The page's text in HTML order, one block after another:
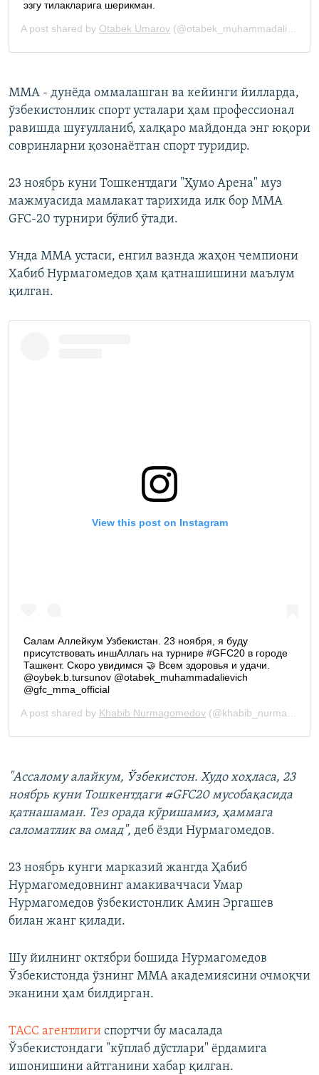
ММA - дунёда оммалашган ва кейинги йилларда,
ўзбекистонлик спорт усталари ҳам профессионал
равишда шуғулланиб, халқаро майдонда энг юқори
совринларни қозонаётган спорт туридир.
23 ноябрь куни Тошкентдаги "Ҳумо Арена" муз
мажмуасида мамлакат тарихида илк бор ММA
GFC-20 турнири бўлиб ўтади.
Унда ММА устаси, енгил вазнда жаҳон чемпиони
Хабиб Нурмагомедов ҳам қатнашишини маълум
қилган.
"Ассалому алайкум, Ўзбекистон. Худо хоҳласа, 23
ноябрь куни Тошкентдаги #GFC20 мусобақасида
қатнашаман. Тез орада кўришамиз, ҳаммага
саломатлик ва омад", деб ёзди Нурмагомедов.
23 ноябрь кунги марказий жангда Ҳабиб
Нурмагомедовнинг амакиваччаси Умар
Нурмагомедов ўзбекистонлик Амин Эргашев
билан жанг қилади.
Шу йилнинг октябри бошида Нурмагомедов
Ўзбекистонда ўзнинг ММА академиясини очмоқчи
эканини ҳам билдирган.
ТАСС агентлиги спортчи бу масалада
Ўзбекистондаги "кўплаб дўстлари" ёрдамига
ишонишини айтганини хабар қилган.